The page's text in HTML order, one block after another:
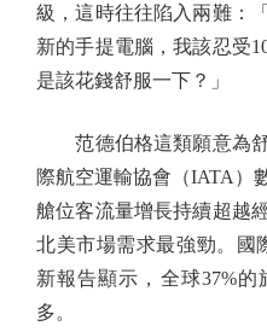
級，這時往往陷入兩難：
新的手提電腦，我該忍受
是該花錢舒服一下？」
范德伯格這類願意為舒
際航空運輸協會（IATA）
艙位客流量增長持續超越
北美市場需求最強勁。國
新報告顯示，全球37%
多。